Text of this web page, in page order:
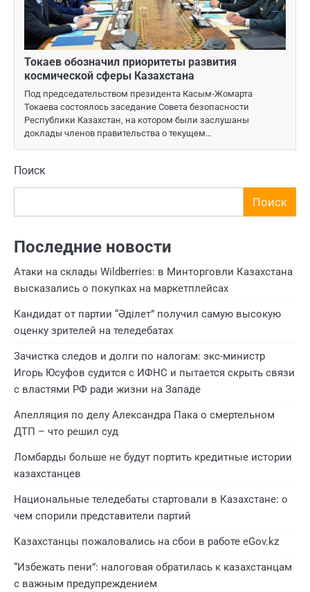
Токаев обозначил приоритеты развития
космической сферы Казахстана
Под председательством президента Касым-Жомарта
Токаева состоялось заседание Совета безопасности
Республики Казахстан, на котором были заслушаны
доклады членов правительства о текущем…
Поиск
Поиск
Последние новости
Атаки на склады Wildberries: в Минторговли Казахстана
высказались о покупках на маркетплейсах
Кандидат от партии “Әділет” получил самую высокую
оценку зрителей на теледебатах
Зачистка следов и долги по налогам: экс-министр
Игорь Юсуфов судится с ИФНС и пытается скрыть связи
с властями РФ ради жизни на Западе
Апелляция по делу Александра Пака о смертельном
ДТП – что решил суд
Ломбарды больше не будут портить кредитные истории
казахстанцев
Национальные теледебаты стартовали в Казахстане: о
чем спорили представители партий
Казахстанцы пожаловались на сбои в работе eGov.kz
“Избежать пени”: налоговая обратилась к казахстанцам
с важным предупреждением